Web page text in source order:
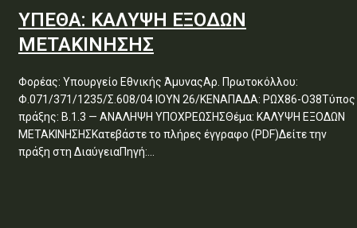
ΥΠΕΘΑ: ΚΑΛΥΨΗ ΕΞΟΔΩΝ
ΜΕΤΑΚΙΝΗΣΗΣ
Φορέας: Υπουργείο Εθνικής ΆμυναςΑρ. Πρωτοκόλλου:
Φ.071/371/1235/Σ.608/04 ΙΟΥΝ 26/ΚΕΝΑΠΑΔΑ: ΡΩΧ86-Ο38Τύπος
πράξης: Β.1.3 — ΑΝΑΛΗΨΗ ΥΠΟΧΡΕΩΣΗΣΘέμα: ΚΑΛΥΨΗ ΕΞΟΔΩΝ
ΜΕΤΑΚΙΝΗΣΗΣΚατεβάστε το πλήρες έγγραφο (PDF)Δείτε την
πράξη στη ΔιαύγειαΠηγή:...